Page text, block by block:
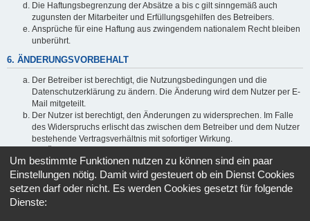
Die Haftungsbegrenzung der Absätze a bis c gilt sinngemäß auch
zugunsten der Mitarbeiter und Erfüllungsgehilfen des Betreibers.
Ansprüche für eine Haftung aus zwingendem nationalem Recht bleiben
unberührt.
6. ÄNDERUNGSVORBEHALT
Der Betreiber ist berechtigt, die Nutzungsbedingungen und die
Datenschutzerklärung zu ändern. Die Änderung wird dem Nutzer per E-
Mail mitgeteilt.
Der Nutzer ist berechtigt, den Änderungen zu widersprechen. Im Falle
des Widerspruchs erlischt das zwischen dem Betreiber und dem Nutzer
bestehende Vertragsverhältnis mit sofortiger Wirkung.
den Änderungen zugestimmt hat.
Informationen über den Umgang mit deinen persönlichen Daten
sind in der Datenschutzerklärung enthalten.
Um bestimmte Funktionen nutzen zu können sind ein paar
Einstellungen nötig. Damit wird gesteuert ob ein Dienst Cookies
setzen darf oder nicht. Es werden Cookies gesetzt für folgende
Dienste: